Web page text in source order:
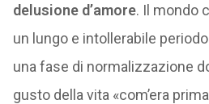
delusione d’amore. Il mondo
un lungo e intollerabile
una fase di normalizzazione
gusto della vita «com’era